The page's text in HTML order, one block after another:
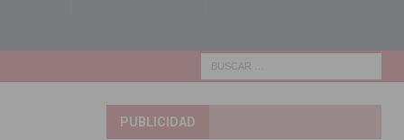
PUBLICIDAD